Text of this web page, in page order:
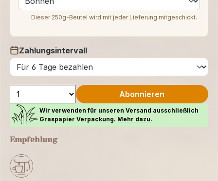
Dieser 250g-Beutel wird mit jeder Lieferung mitgeschickt.
Zahlungsintervall
auswählen
Abonnieren
Wir verwenden für unseren Versand ausschließlich
Graspapier Verpackung. Mehr dazu.
Empfehlung